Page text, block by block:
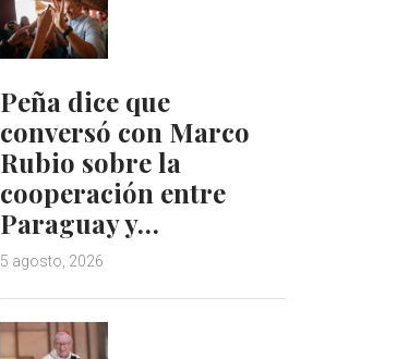
Peña dice que
conversó con Marco
Rubio sobre la
cooperación entre
Paraguay y…
5 agosto, 2026